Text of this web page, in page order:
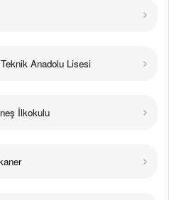
Anadolu Lisesi
İlkokulu